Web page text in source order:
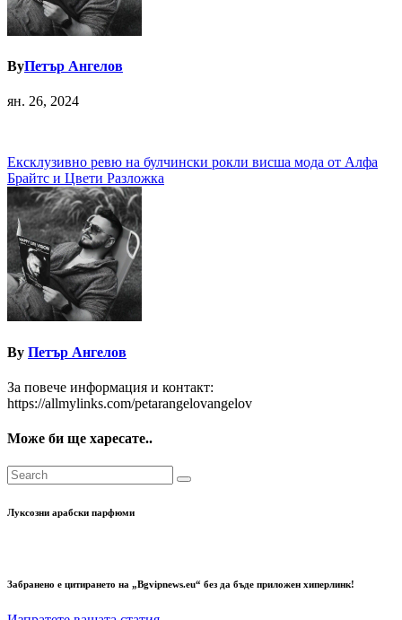
ByПетър Ангелов
ян. 26, 2024
Навигация
Ексклузивно ревю на булчински рокли висша мода от Алфа
Брайтс и Цвети Разложка
By Петър Ангелов
За повече информация и контакт:
https://allmylinks.com/petarangelovangelov
Може би ще харесате..
Луксозни арабски парфюми
Забранено е цитирането на „Bgvipnews.eu“ без да бъде приложен хиперлинк!